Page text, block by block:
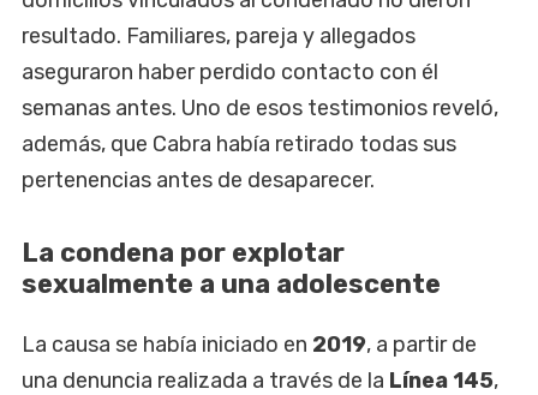
resultado. Familiares, pareja y allegados
aseguraron haber perdido contacto con él
semanas antes. Uno de esos testimonios reveló,
además, que Cabra había retirado todas sus
pertenencias antes de desaparecer.
La condena por explotar
sexualmente a una adolescente
La causa se había iniciado en 2019, a partir de
una denuncia realizada a través de la Línea 145,